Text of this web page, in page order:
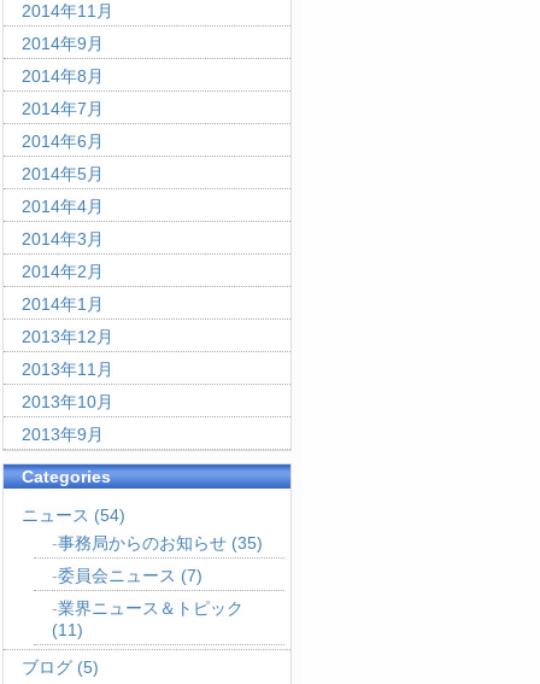
2014年11月
2014年9月
2014年8月
2014年7月
2014年6月
2014年5月
2014年4月
2014年3月
2014年2月
2014年1月
2013年12月
2013年11月
2013年10月
2013年9月
Categories
ニュース (54)
事務局からのお知らせ (35)
委員会ニュース (7)
業界ニュース＆トピック
(11)
ブログ (5)